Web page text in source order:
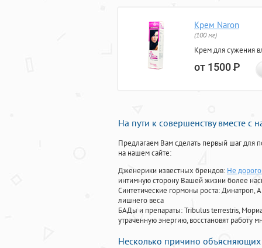
Крем Naron
(100 мг)
Крем для сужения
от 1500Р
На пути к совершенству вместе с
Предлагаем Вам сделать первый шаг для
на нашем сайте:
Дженерики известных брендов: Не
интимную сторону Вашей жизни более
Синтетические гормоны роста: Динатроп,
лишнего веса
БАДы и препараты:Tribulus terrestris,
утраченную энергию, восстановят работу
Несколько причино